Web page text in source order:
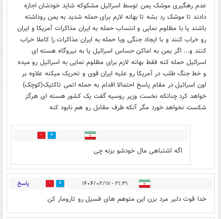
عدم رهگیری موشک یمن توسط اسرائیل مشکوکه شاید خودشان اجازه
دادند تا موشک رد بشه تا بهانه لازم برای حمله شدید به یمن روداشته
باشند یا با مظلوم نمایی و انتساب حمله به ایران مذاکرات آمریکا و ایران
رو خراب کنند و با ایجاد جنگی ویا حمله به ایران مذاکرات را کاملا خراب
کنند و... اگر یمن به اماکن حساس اسرائیل یا به نیروگاه هسته ای
اسرائیل حمله کنه فقط بهانه لازم برای مظلوم نمایی به اسرائیل رو میده
و خط جنگ طلب در آمریکا رو علیه ایران قوی و تحریک میکنه علاوه بر
اون اسرائیل در مقام پاسخ احتمالا اقدام به حمله اتمی تاکتیک(کوچک)
خواهد کرد چنانکه نخست وزیر روسیه گفت یک کشور هسته ای هرگز
شکست نخواهد خورد مگر آنکه طرف مقابل رو هم نابود کنه
0
اگه اشتباهی مال خودشو بزنه چی
۲۱:۳۱ - ۱۴۰۴/۰۲/۱۷ 0 پاسخ
خدا قوت دلیر مرد بزن این متوهم های فسیل رو تارومار کن